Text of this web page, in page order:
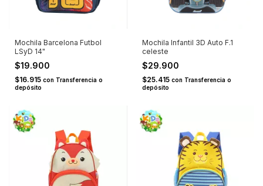
Mochila Barcelona Futbol
LSyD 14"
$19.900
$16.915 con Transferencia o
depósito
Mochila Infantil 3D Auto F.1
celeste
$29.900
$25.415 con Transferencia o
depósito